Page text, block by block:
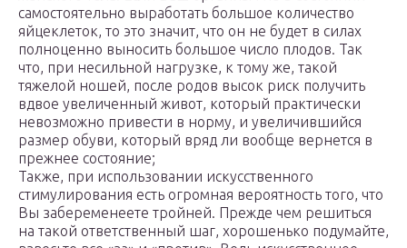
самостоятельно выработать большое количество
яйцеклеток, то это значит, что он не будет в силах
полноценно выносить большое число плодов. Так
что, при несильной нагрузке, к тому же, такой
тяжелой ношей, после родов высок риск получить
вдвое увеличенный живот, который практически
невозможно привести в норму, и увеличившийся
размер обуви, который вряд ли вообще вернется в
прежнее состояние;
Также, при использовании искусственного
стимулирования есть огромная вероятность того, что
Вы забеременеете тройней. Прежде чем решиться
на такой ответственный шаг, хорошенько подумайте,